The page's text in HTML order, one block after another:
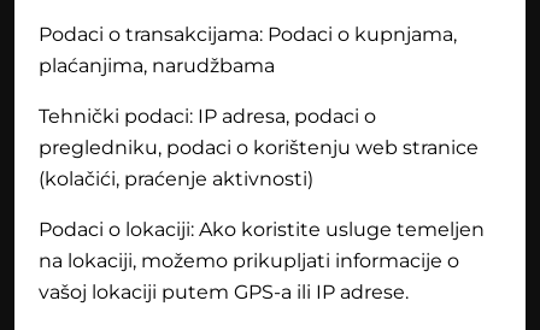
Podaci o transakcijama: Podaci o kupnjama,
plaćanjima, narudžbama
Tehnički podaci: IP adresa, podaci o
pregledniku, podaci o korištenju web stranice
(kolačići, praćenje aktivnosti)
Podaci o lokaciji: Ako koristite usluge temeljen
na lokaciji, možemo prikupljati informacije o
vašoj lokaciji putem GPS-a ili IP adrese.